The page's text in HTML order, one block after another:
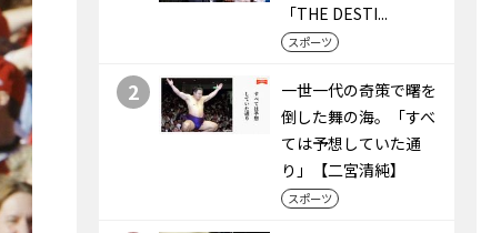
「THE DESTI...
スポーツ
2
一世一代の奇策で曙を
倒した舞の海。「すべ
ては予想していた通
り」【二宮清純】
スポーツ